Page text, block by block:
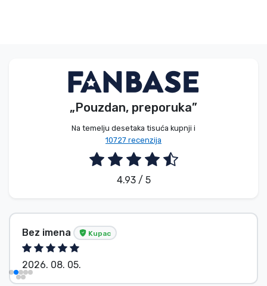
„Pouzdan, preporuka”
Na temelju desetaka tisuća kupnji i
10727 recenzija
4.93 / 5
Bez imena Kupac
2026. 08. 05.